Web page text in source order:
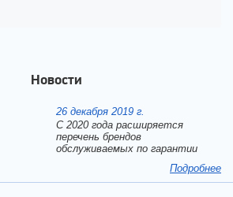
Новости
26 декабря 2019 г.
С 2020 года расширяется
перечень брендов
обслуживаемых по гарантии
Подробнее